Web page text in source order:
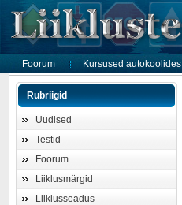
Foorum Kursused autokoolides
Rubriigid
Uudised
Testid
Foorum
Liiklusmärgid
Liiklusseadus